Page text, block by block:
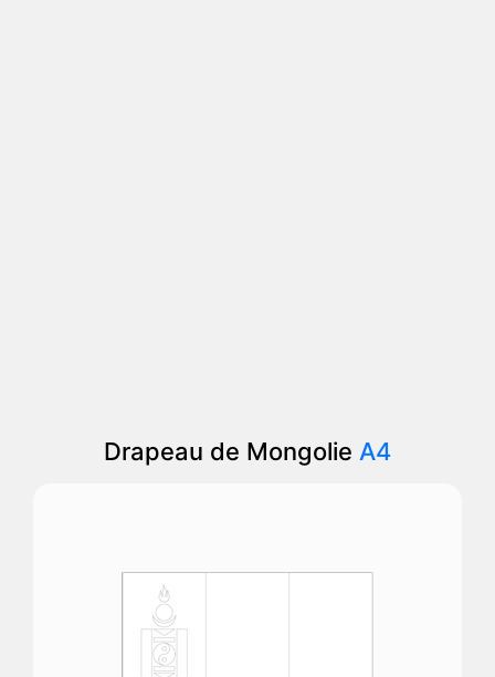
Drapeau de Mongolie A4